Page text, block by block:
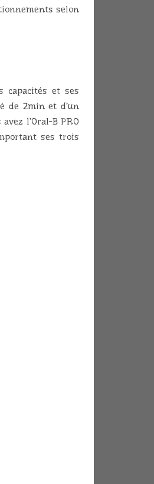
selon
capacités et ses
de 2min et d’un
l’Oral-B PRO
ses trois